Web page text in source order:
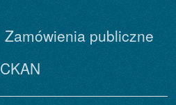
Zamówienia publiczne
CKAN